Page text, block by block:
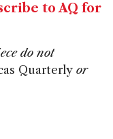
to AQ for
do not
Quarterly or